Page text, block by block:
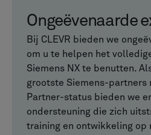
Ongeëvenaarde
Bij CLEVR bieden we
om u te helpen het
Siemens NX te benutten.
grootste Siemens-partners
Partner-status bieden we
ondersteuning die zich
training en ontwikkeling op